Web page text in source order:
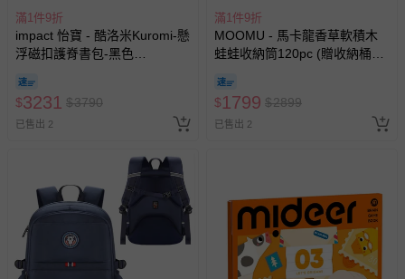
滿1件9折
impact 怡寶 - 酷洛米Kuromi-懸
浮磁扣護脊書包-黑色
140cm以上適用 | 精選好禮兩
件組（午餐袋、三角筆袋）
$3231 $3790
已售出 2
滿1件9折
MOOMU - 馬卡龍香草軟積木
蛙蛙收納筒120pc (贈收納桶
$1799 $2899
已售出 2